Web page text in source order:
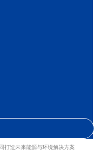
打造未来能源与环境解决方案